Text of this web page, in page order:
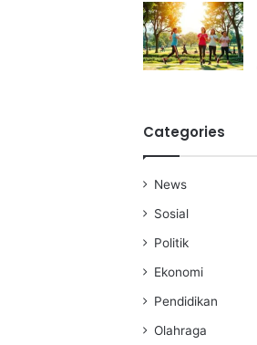
Categories
News
Sosial
Politik
Ekonomi
Pendidikan
Olahraga